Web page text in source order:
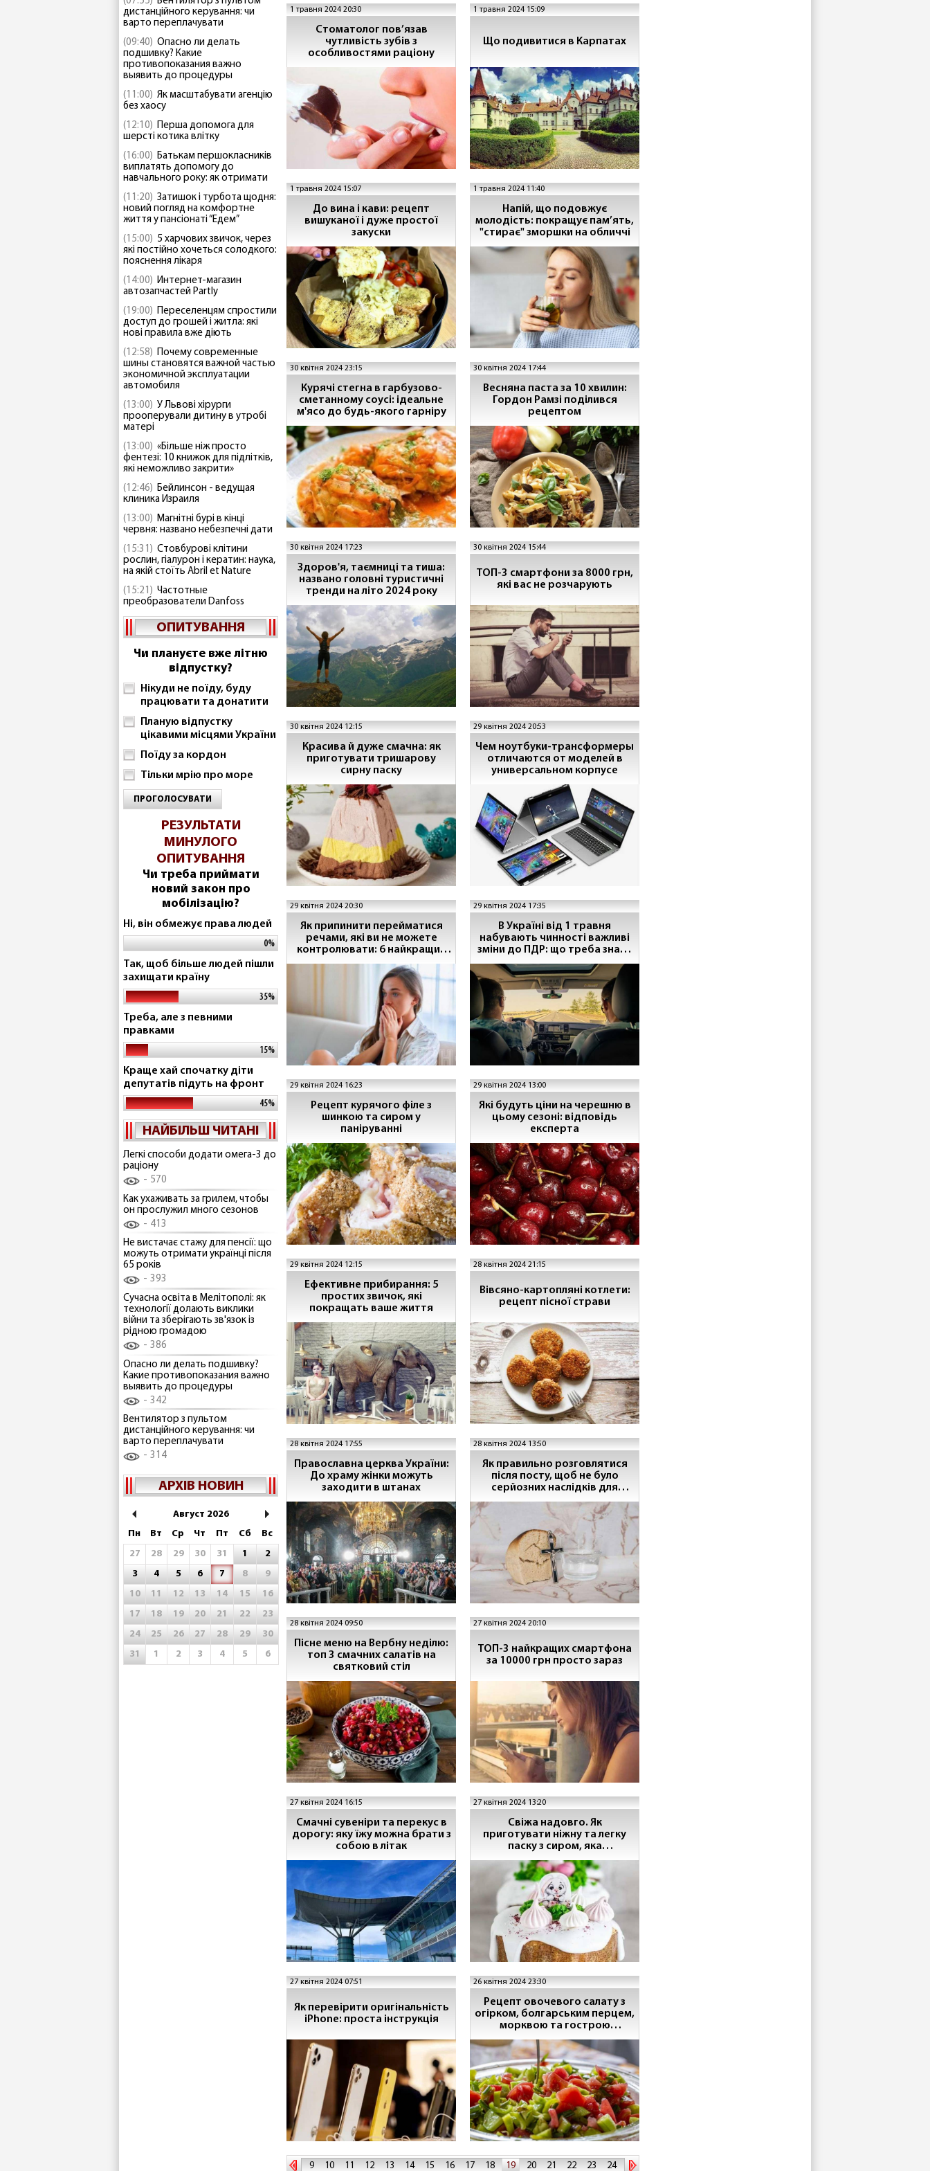
дистанційного керування: чи
варто переплачувати
(09:40) Опасно ли делать
подшивку? Какие
противопоказания важно
выявить до процедуры
(11:00) Як масштабувати агенцію
без хаосу
(12:10) Перша допомога для
шерсті котика влітку
(16:00) Батькам першокласників
виплатять допомогу до
навчального року: як отримати
(11:20) Затишок і турбота щодня:
новий погляд на комфортне
життя у пансіонаті “Едем”
(15:00) 5 харчових звичок, через
які постійно хочеться солодкого:
пояснення лікаря
(14:00) Интернет-магазин
автозапчастей Partly
(19:00) Переселенцям спростили
доступ до грошей і житла: які
нові правила вже діють
(12:58) Почему современные
шины становятся важной частью
экономичной эксплуатации
автомобиля
(13:00) У Львові хірурги
прооперували дитину в утробі
матері
(13:00) «Більше ніж просто
фентезі: 10 книжок для підлітків,
які неможливо закрити»
(12:46) Бейлинсон - ведущая
клиника Израиля
(13:00) Магнітні бурі в кінці
червня: названо небезпечні дати
(15:31) Стовбурові клітини
рослин, гіалурон і кератин: наука,
на якій стоїть Abril et Nature
(15:21) Частотные
преобразователи Danfoss
ОПИТУВАННЯ
Чи плануєте вже літню
відпустку?
Нікуди не поїду, буду
працювати та донатити
Планую відпустку
цікавими місцями України
Поїду за кордон
Тільки мрію про море
ПРОГОЛОСУВАТИ
РЕЗУЛЬТАТИ
МИНУЛОГО
ОПИТУВАННЯ
Чи треба приймати
новий закон про
мобілізацію?
Ні, він обмежує права людей
0%
Так, щоб більше людей пішли
захищати країну
35%
Треба, але з певними
правками
15%
Краще хай спочатку діти
депутатів підуть на фронт
45%
НАЙБІЛЬШ ЧИТАНІ
Легкі способи додати омега-3 до
раціону
570
Как ухаживать за грилем, чтобы
он прослужил много сезонов
413
Не вистачає стажу для пенсії: що
можуть отримати українці після
65 років
393
Сучасна освіта в Мелітополі: як
технології долають виклики
війни та зберігають зв'язок із
рідною громадою
386
Опасно ли делать подшивку?
Какие противопоказания важно
выявить до процедуры
342
Вентилятор з пультом
дистанційного керування: чи
варто переплачувати
314
АРХІВ НОВИН
Август 2026
Пн
Вт Ср Чт Пт Сб
Вс
27
28 29 30 31 1
2
3
4 5 6 7 8
9
10
11 12 13 14 15
16
17
18 19 20 21 22
23
24
25 26 27 28 29
30
31
1 2 3 4 5 6
1 травня 2024 20:30
Стоматолог пов’язав
чутливість зубів з
особливостями раціону
1 травня 2024 15:09
Що подивитися в Карпатах
1 травня 2024 15:07
До вина і кави: рецепт
вишуканої і дуже простої
закуски
1 травня 2024 11:40
Напій, що подовжує
молодість: покращує пам’ять,
"стирає" зморшки на обличчі
30 квітня 2024 23:15
Курячі стегна в гарбузово-
сметанному соусі: ідеальне
м'ясо до будь-якого гарніру
30 квітня 2024 17:44
Весняна паста за 10 хвилин:
Гордон Рамзі поділився
рецептом
30 квітня 2024 17:23
Здоров'я, таємниці та тиша:
названо головні туристичні
тренди на літо 2024 року
30 квітня 2024 15:44
ТОП-3 смартфони за 8000 грн,
які вас не розчарують
30 квітня 2024 12:15
Красива й дуже смачна: як
приготувати тришарову
сирну паску
29 квітня 2024 20:53
Чем ноутбуки-трансформеры
отличаются от моделей в
универсальном корпусе
29 квітня 2024 20:30
Як припинити перейматися
речами, які ви не можете
контролювати: 6 найкращих
прийомів
29 квітня 2024 17:35
В Україні від 1 травня
набувають чинності важливі
зміни до ПДР: що треба знати
водіям
29 квітня 2024 16:23
Рецепт курячого філе з
шинкою та сиром у
паніруванні
29 квітня 2024 13:00
Які будуть ціни на черешню в
цьому сезоні: відповідь
експерта
29 квітня 2024 12:15
Ефективне прибирання: 5
простих звичок, які
покращать ваше життя
28 квітня 2024 21:15
Вівсяно-картопляні котлети:
рецепт пісної страви
28 квітня 2024 17:55
Православна церква України:
До храму жінки можуть
заходити в штанах
28 квітня 2024 13:50
Як правильно розговлятися
після посту, щоб не було
серйозних наслідків для
здоров'я
28 квітня 2024 09:50
Пісне меню на Вербну неділю:
топ 3 смачних салатів на
святковий стіл
27 квітня 2024 20:10
ТОП-3 найкращих смартфона
за 10000 грн просто зараз
27 квітня 2024 16:15
Смачні сувеніри та перекус в
дорогу: яку їжу можна брати з
собою в літак
27 квітня 2024 13:20
Свіжа надовго. Як
приготувати ніжну та легку
паску з сиром, яка
лишатиметься м’якою навіть
після свята
27 квітня 2024 07:51
Як перевірити оригінальність
iPhone: проста інструкція
26 квітня 2024 23:30
Рецепт овочевого салату з
огірком, болгарським перцем,
морквою та гострою
заправкою
9 10 11 12 13 14 15 16 17 18 19 20 21 22 23 24